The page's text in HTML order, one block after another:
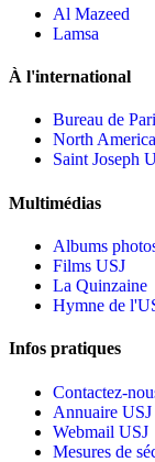
Al Mazeed
Lamsa
À l'international
Bureau de
North
Saint Joseph
Multimédias
Albums
Films USJ
La Quinzaine
Hymne de
Infos pratiques
Contactez-
Annuaire USJ
Webmail USJ
Mesures de